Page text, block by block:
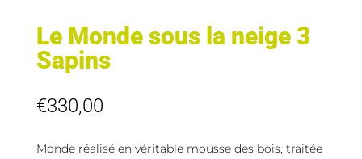
Le Monde sous la neige 3
Sapins
€330,00
Monde réalisé en véritable mousse des bois, traitée